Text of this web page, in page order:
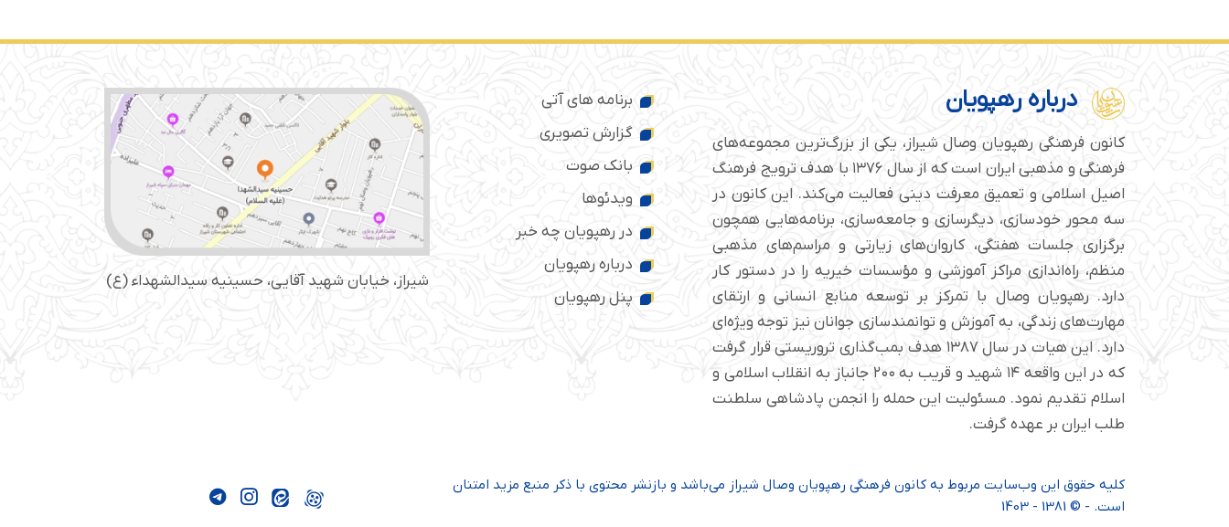
درباره رهپویان
کانون فرهنگی رهپویان وصال شیراز، یکی از بزرگ‌ترین مجموعه‌های
فرهنگی و مذهبی ایران است که از سال ۱۳۷۶ با هدف ترویج فرهنگ
اصیل اسلامی و تعمیق معرفت دینی فعالیت می‌کند. این کانون در
سه محور خودسازی، دیگرسازی و جامعه‌سازی، برنامه‌هایی همچون
برگزاری جلسات هفتگی، کاروان‌های زیارتی و مراسم‌های مذهبی
منظم، راه‌اندازی مراکز آموزشی و مؤسسات خیریه را در دستور کار
دارد. رهپویان وصال با تمرکز بر توسعه منابع انسانی و ارتقای
مهارت‌های زندگی، به آموزش و توانمندسازی جوانان نیز توجه ویژه‌ای
دارد. این هیات در سال ۱۳۸۷ هدف بمب‌گذاری تروریستی قرار گرفت
که در این واقعه ۱۴ شهید و قریب به ۲۰۰ جانباز به انقلاب اسلامی و
اسلام تقدیم نمود. مسئولیت این حمله را انجمن پادشاهی سلطنت
طلب ایران بر عهده گرفت.
برنامه های آتی
گزارش تصویری
بانک صوت
ویدئوها
در رهپویان چه خبر
درباره رهپویان
پنل رهپویان
شیراز، خیابان شهید آقایی، حسینیه سید‌الشهداء (ع)
کلیه حقوق این وب‌سایت مربوط به کانون فرهنگی رهپویان وصال شیراز می‌باشد و بازنشر محتوی با ذکر منبع مزید امتنان
است. - © 1381 - 1403